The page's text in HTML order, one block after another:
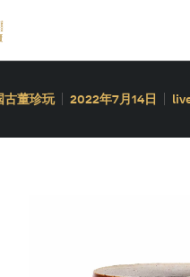
古董珍玩 2022年7月14日